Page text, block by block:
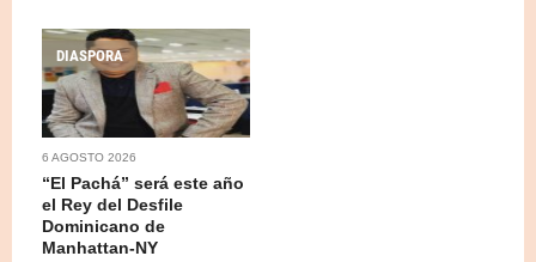
DIASPORA
6 AGOSTO 2026
“El Pachá” será este año
el Rey del Desfile
Dominicano de
Manhattan-NY